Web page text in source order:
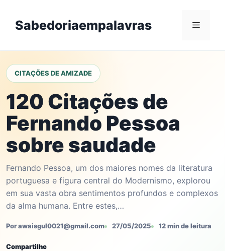
contentSabedoriaempalavras Menu
CITAÇÕES DE AMIZADE
120 Citações de
Fernando Pessoa
sobre saudade
Fernando Pessoa, um dos maiores nomes da literatura
portuguesa e figura central do Modernismo, explorou
em sua vasta obra sentimentos profundos e complexos
da alma humana. Entre estes,…
Por awaisgul0021@gmail.com 27/05/2025 12 min de leitura
Compartilhe